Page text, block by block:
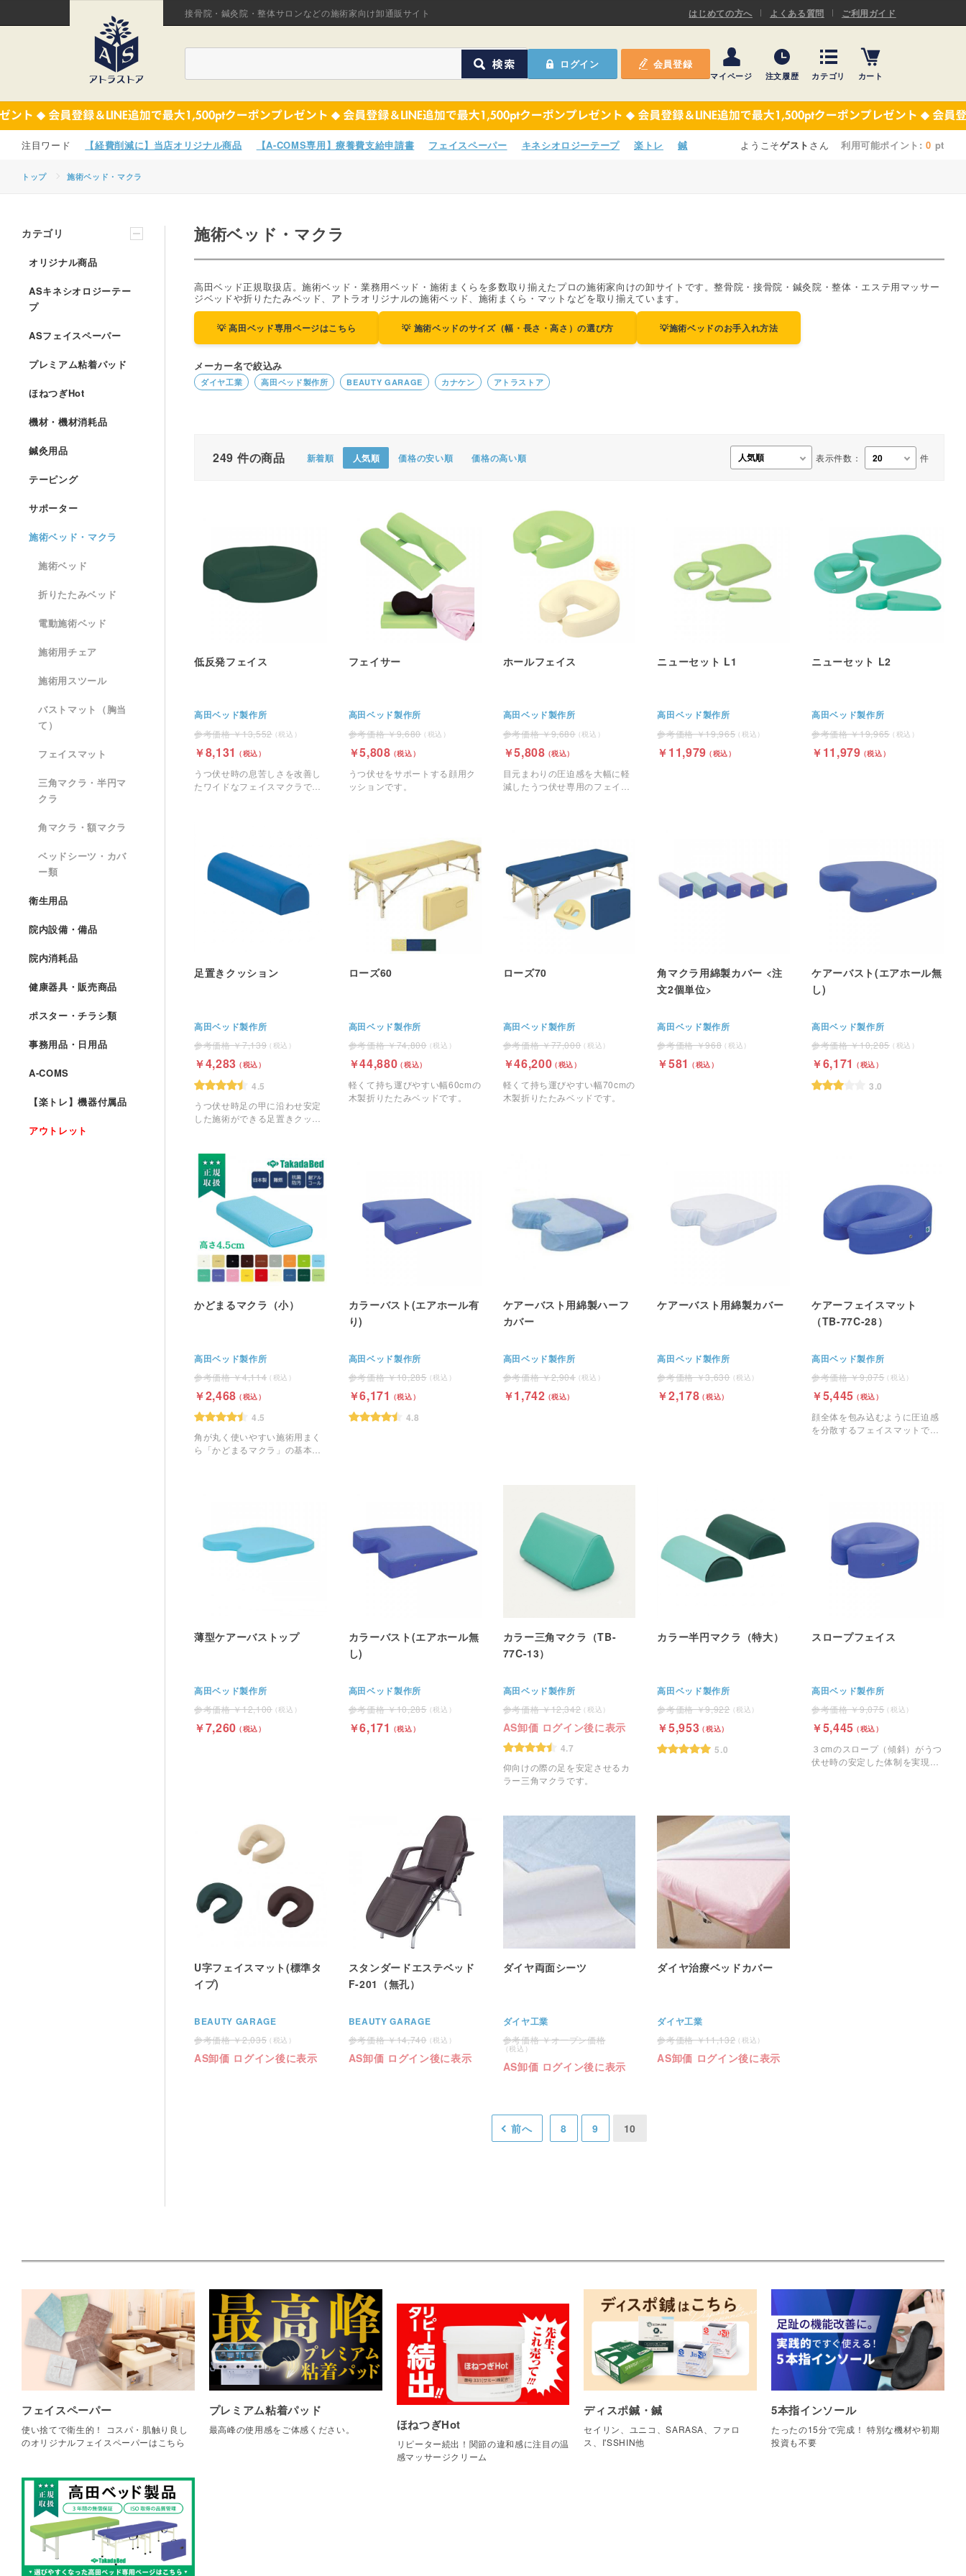
接骨院・鍼灸院・整体サロンなどの施術家向け卸通販サイト はじめての方へ よくある質問 ご利用ガイド
ログイン 会員登録
マイページ 注文履歴 カテゴリ
オリジナル商品 ASキネシオロジーテープ
院内消耗品
ポスター・チラシ類 事務用品・日用品
カート
【経費削減に】当店オリジナル商品 【A-COMS専用】療養費支給申請書 フェイスペーパー キネシオロジーテープ 楽トレ 鍼 ようこそゲスト さん 利用可能ポイント:0 pt
トップ 施術ベッド・マクラ
施術ベッド・マクラ
高田ベッド正規取扱店。施術ベッド・業務用ベッド・施術まくらを多数取り揃えたプロの施術家向けの卸サイトです。整骨院・接骨院・鍼灸院・整体・エステ用マッサー
ジベッドや折りたたみベッド、アトラオリジナルの施術ベッド、施術まくら・マットなどを取り揃えています。
💡 高田ベッド専用ページはこちら 💡 施術ベッドのサイズ（幅・長さ・高さ）の選び方 💡施術ベッドのお手入れ方法
メーカー名で絞込み
ダイヤ工業 高田ベッド製作所 BEAUTY GARAGE カナケン アトラストア
249 件の商品 新着順 人気順 価格の安い順 価格の高い順 表示件数： 件
低反発フェイス
高田ベッド製作所
13,552
8,131
うつ伏せ時の息苦しさを改善し
たワイドなフェイスマクラで
フェイサー
高田ベッド製作所
9,680
5,808
うつ伏せをサポートする顔用ク
ッションです。
ホールフェイス
高田ベッド製作所
9,680
5,808
目元まわりの圧迫感を大幅に軽
減したうつ伏せ専用のフェイス
ニューセット L1
高田ベッド製作所
19,965
11,979
ニューセット L2
高田ベッド製作所
19,965
11,979
足置きクッション
高田ベッド製作所
7,139
4,283
4.5
うつ伏せ時足の甲に沿わせ安定
した施術ができる足置きクッシ
ローズ60
高田ベッド製作所
74,800
44,880
軽くて持ち運びやすい幅60cmの
木製折りたたみベッドです。
ローズ70
高田ベッド製作所
77,000
46,200
軽くて持ち運びやすい幅70cmの
木製折りたたみベッドです。
角マクラ用綿製カバー <注
文2個単位>
高田ベッド製作所
968
581
ケアーバスト(エアホール無
し)
高田ベッド製作所
10,285
6,171
3.0
かどまるマクラ（小）
高田ベッド製作所
4,114
2,468
4.5
角が丸く使いやすい施術用まく
ら「かどまるマクラ」の基本と
カラーバスト(エアホール有
り)
高田ベッド製作所
10,285
6,171
4.8
ケアーバスト用綿製ハーフ
カバー
高田ベッド製作所
2,904
1,742
ケアーバスト用綿製カバー
高田ベッド製作所
3,630
2,178
ケアーフェイスマット
（TB-77C-28）
高田ベッド製作所
9,075
5,445
顔全体を包み込むように圧迫感
を分散するフェイスマットで
薄型ケアーバストップ
高田ベッド製作所
12,100
7,260
カラーバスト(エアホール無
し)
高田ベッド製作所
10,285
6,171
カラー三角マクラ（TB-
77C-13）
高田ベッド製作所
12,342
AS卸価 ログイン後に表示
4.7
仰向けの際の足を安定させるカ
ラー三角マクラです。
カラー半円マクラ（特大）
高田ベッド製作所
9,922
5,953
5.0
スロープフェイス
高田ベッド製作所
9,075
5,445
３cmのスロープ（傾斜）がうつ
伏せ時の安定した体制を実現す
U字フェイスマット(標準タ
イプ)
BEAUTY GARAGE
2,035
AS卸価 ログイン後に表示
スタンダードエステベッド
F-201（無孔）
BEAUTY GARAGE
14,740
AS卸価 ログイン後に表示
ダイヤ両面シーツ
ダイヤ工業
オープン価格
AS卸価 ログイン後に表示
ダイヤ治療ベッドカバー
ダイヤ工業
11,132
AS卸価 ログイン後に表示
前へ 8 9 10
カテゴリ
オリジナル商品
ASキネシオロジーテー
プ
ASフェイスペーパー
プレミアム粘着パッド
ほねつぎHot
機材・機材消耗品
鍼灸用品
テーピング
サポーター
施術ベッド・マクラ
施術ベッド
折りたたみベッド
電動施術ベッド
施術用チェア
施術用スツール
バストマット（胸当
て）
フェイスマット
三角マクラ・半円マ
クラ
角マクラ・額マクラ
ベッドシーツ・カバ
ー類
衛生用品
院内設備・備品
院内消耗品
健康器具・販売商品
ポスター・チラシ類
事務用品・日用品
A-COMS
【楽トレ】機器付属品
アウトレット
フェイスペーパー
使い捨てで衛生的！ コスパ・肌触り良し
のオリジナルフェイスペーパーはこちら
プレミアム粘着パッド
最高峰の使用感をご体感ください。 ほねつぎHot
リピーター続出！関節の違和感に注目の温
感マッサージクリーム
ディスポ鍼・鍼
セイリン、ユニコ、SARASA、ファロ
ス、I'SSHIN他
5本指インソール
たったの15分で完成！ 特別な機材や初期
投資も不要
ほねつぎHot 機材・機材消耗品
鍼灸用品 テーピング
サポーター 施術ベッド・マクラ
A-COMS 【楽トレ】機器付属品
アウトレット